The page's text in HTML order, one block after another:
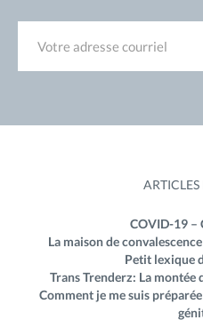
ARTICLES
COVID-19 –
La maison de
Petit lexique
Trans Trenderz: La montée
Comment je me suis